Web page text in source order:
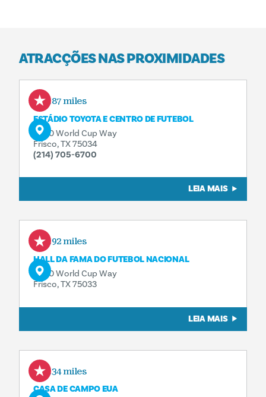
ATRACÇÕES NAS PROXIMIDADES
4.87 miles
ESTÁDIO TOYOTA E CENTRO DE FUTEBOL
9200 World Cup Way
Frisco, TX 75034
(214) 705-6700
LEIA MAIS
4.92 miles
HALL DA FAMA DO FUTEBOL NACIONAL
9200 World Cup Way
Frisco, TX 75033
LEIA MAIS
5.34 miles
CASA DE CAMPO EUA